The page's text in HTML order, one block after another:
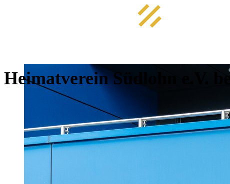
Heimatverein Südlohn e.V.